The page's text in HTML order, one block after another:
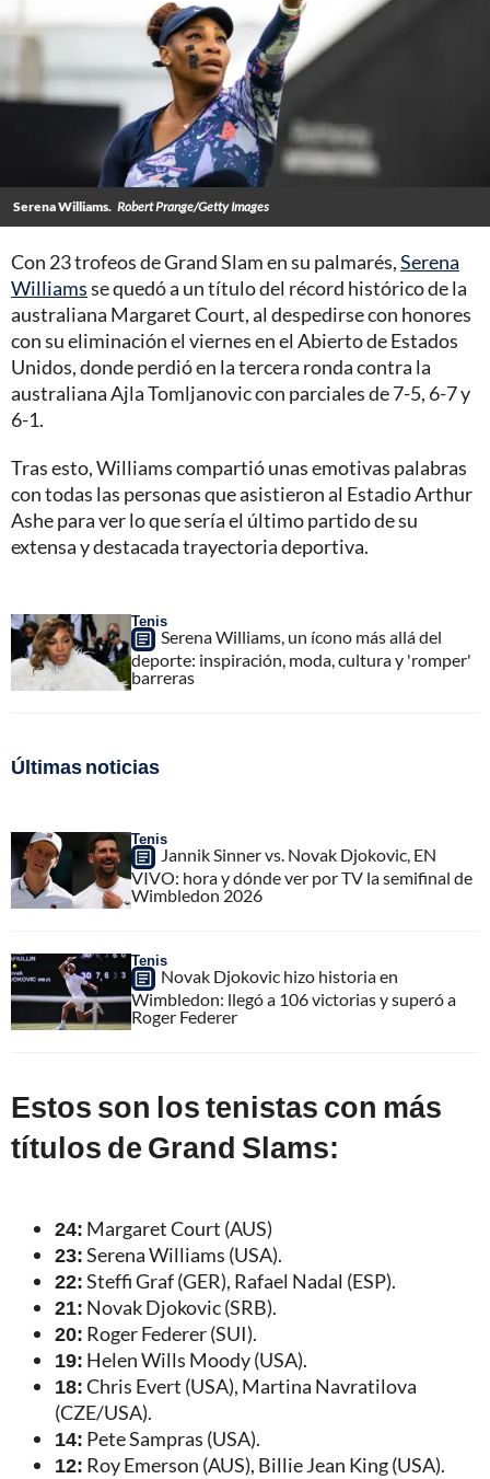
Serena Williams. Robert Prange/Getty Images
Con 23 trofeos de Grand Slam en su palmarés,Serena
Williamsse quedó a un título del récord histórico de la
australiana Margaret Court, al despedirse con honores
con su eliminación el viernes en el Abierto de Estados
Unidos, donde perdió en la tercera ronda contra la
australiana Ajla Tomljanovic con parciales de 7-5, 6-7 y
6-1.
Tras esto, Williams compartió unas emotivas palabras
con todas las personas que asistieron al Estadio Arthur
Ashe para ver lo que sería el último partido de su
extensa y destacada trayectoria deportiva.
Tenis
Serena Williams, un ícono más allá del
deporte: inspiración, moda, cultura y 'romper'
barreras
Últimas noticias
Tenis
Jannik Sinner vs. Novak Djokovic, EN
VIVO: hora y dónde ver por TV la semifinal de
Wimbledon 2026
Tenis
Novak Djokovic hizo historia en
Wimbledon: llegó a 106 victorias y superó a
Roger Federer
Estos son los tenistas con más
títulos de Grand Slams:
24: Margaret Court (AUS)
23:Serena Williams (USA).
22:Steffi Graf (GER), Rafael Nadal (ESP).
21: Novak Djokovic (SRB).
20: Roger Federer (SUI).
19: Helen Wills Moody (USA).
18:Chris Evert (USA), Martina Navratilova
(CZE/USA).
14: Pete Sampras (USA).
12: Roy Emerson (AUS), Billie Jean King (USA).